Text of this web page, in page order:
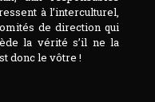
à l’interculturel,
de direction qui
la vérité s’il ne la
donc le vôtre !